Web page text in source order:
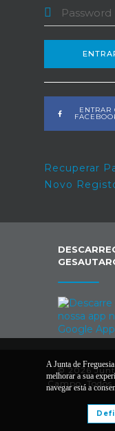
ENTRAR
Recuperar
Novo
© 2026
Campo.
A Junta de
melhorar a sua
navegar está a